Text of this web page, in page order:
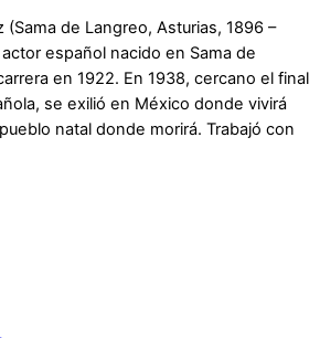
(Sama de Langreo, Asturias, 1896 –
español nacido en Sama de
en 1922. En 1938, cercano el final
se exilió en México donde vivirá
natal donde morirá. Trabajó con